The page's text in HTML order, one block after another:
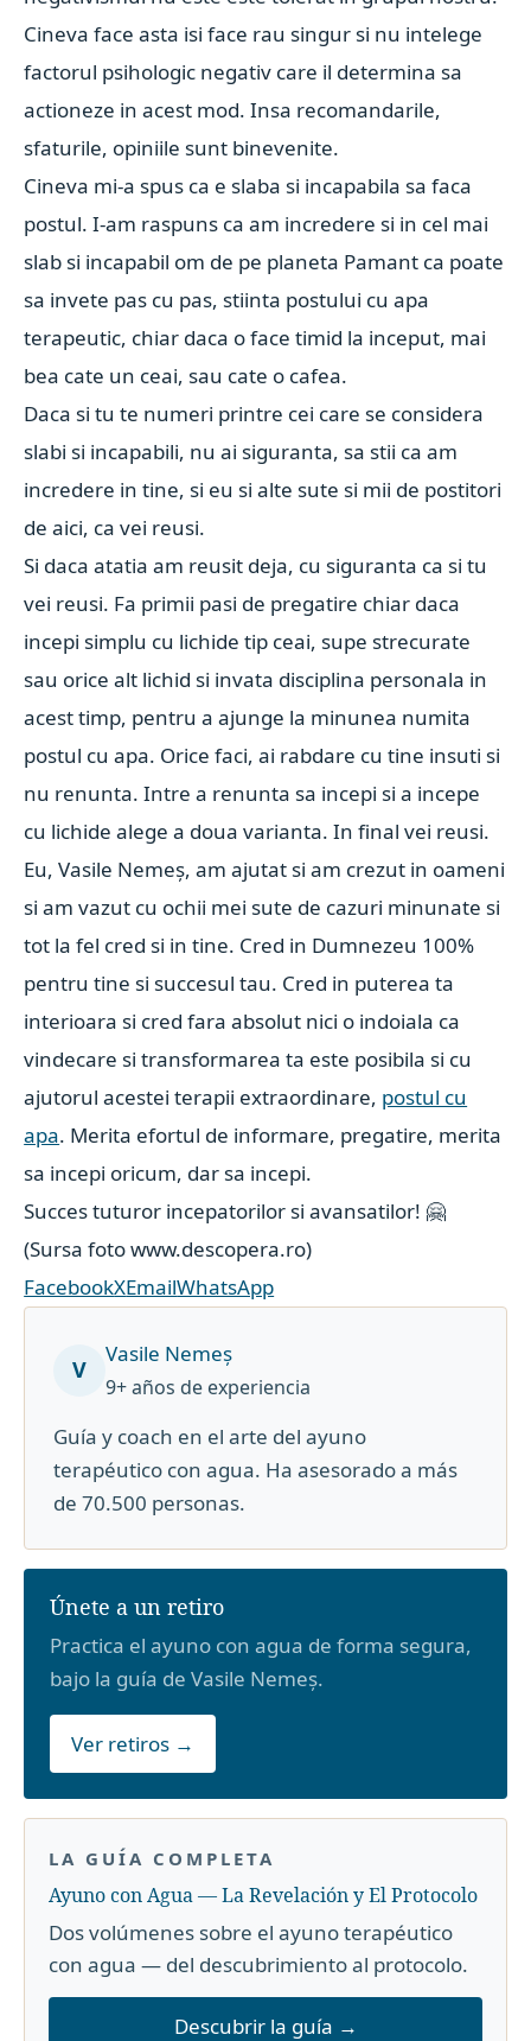
Cineva face asta isi face rau singur si nu intelege
factorul psihologic negativ care il determina sa
actioneze in acest mod. Insa recomandarile,
sfaturile, opiniile sunt binevenite.
Cineva mi-a spus ca e slaba si incapabila sa faca
postul. I-am raspuns ca am incredere si in cel mai
slab si incapabil om de pe planeta Pamant ca poate
sa invete pas cu pas, stiinta postului cu apa
terapeutic, chiar daca o face timid la inceput, mai
bea cate un ceai, sau cate o cafea.
Daca si tu te numeri printre cei care se considera
slabi si incapabili, nu ai siguranta, sa stii ca am
incredere in tine, si eu si alte sute si mii de postitori
de aici, ca vei reusi.
Si daca atatia am reusit deja, cu siguranta ca si tu
vei reusi. Fa primii pasi de pregatire chiar daca
incepi simplu cu lichide tip ceai, supe strecurate
sau orice alt lichid si invata disciplina personala in
acest timp, pentru a ajunge la minunea numita
postul cu apa. Orice faci, ai rabdare cu tine insuti si
nu renunta. Intre a renunta sa incepi si a incepe
cu lichide alege a doua varianta. In final vei reusi.
Eu, Vasile Nemeș, am ajutat si am crezut in oameni
si am vazut cu ochii mei sute de cazuri minunate si
tot la fel cred si in tine. Cred in Dumnezeu 100%
pentru tine si succesul tau. Cred in puterea ta
interioara si cred fara absolut nici o indoiala ca
vindecare si transformarea ta este posibila si cu
ajutorul acestei terapii extraordinare, postul cu
apa. Merita efortul de informare, pregatire, merita
sa incepi oricum, dar sa incepi.
Succes tuturor incepatorilor si avansatilor! 🤗
(Sursa foto www.descopera.ro)
FacebookXEmailWhatsApp
V
Vasile Nemeș
9+ años de experiencia
Guía y coach en el arte del ayuno
terapéutico con agua. Ha asesorado a más
de 70.500 personas.
Únete a un retiro
Practica el ayuno con agua de forma segura,
bajo la guía de Vasile Nemeș.
Ver retiros →
LA GUÍA COMPLETA
Ayuno con Agua — La Revelación y El Protocolo
Dos volúmenes sobre el ayuno terapéutico
con agua — del descubrimiento al protocolo.
Descubrir la guía →